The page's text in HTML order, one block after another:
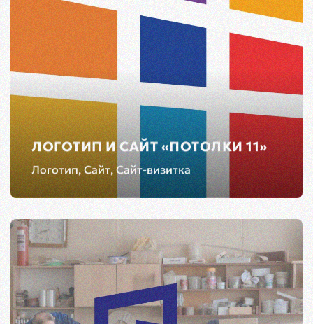
ЛОГОТИП И САЙТ «ПОТОЛКИ 11»
Логотип, Сайт, Сайт-визитка